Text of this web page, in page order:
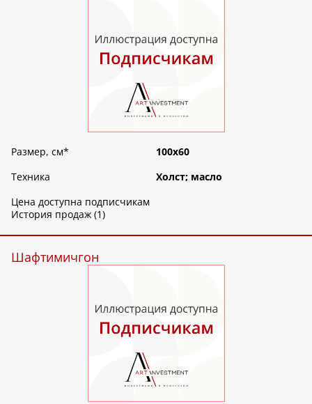
Размер, см*
100х60
Техника
Холст; масло
Цена доступна подписчикам
История продаж (1)
Шафтимичгон